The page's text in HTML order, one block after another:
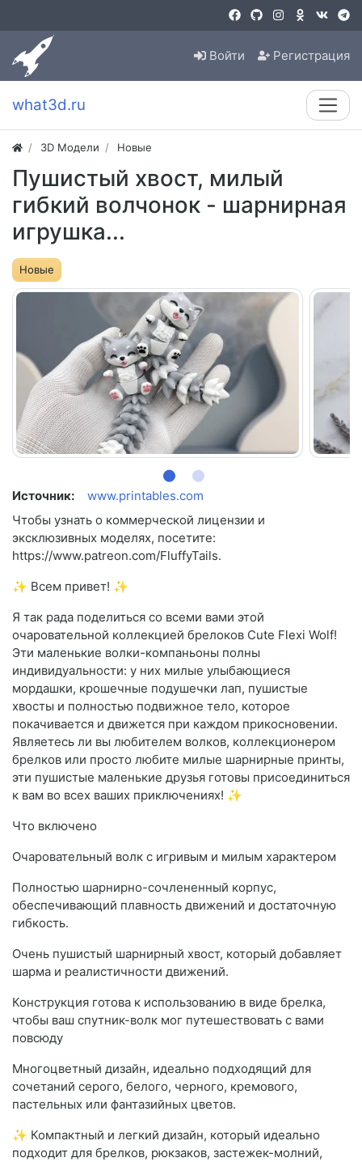
Войти Регистрация
what3d.ru
3D Модели Новые
Пушистый хвост, милый
гибкий волчонок - шарнирная
игрушка...
Новые
Источник:
www.printables.com
Чтобы узнать о коммерческой лицензии и
эксклюзивных моделях, посетите:
https://www.patreon.com/FluffyTails.
✨ Всем привет! ✨
Я так рада поделиться со всеми вами этой
очаровательной коллекцией брелоков Cute Flexi Wolf!
Эти маленькие волки-компаньоны полны
индивидуальности: у них милые улыбающиеся
мордашки, крошечные подушечки лап, пушистые
хвосты и полностью подвижное тело, которое
покачивается и движется при каждом прикосновении.
Являетесь ли вы любителем волков, коллекционером
брелков или просто любите милые шарнирные принты,
эти пушистые маленькие друзья готовы присоединиться
к вам во всех ваших приключениях! ✨
Что включено
Очаровательный волк с игривым и милым характером
Полностью шарнирно-сочлененный корпус,
обеспечивающий плавность движений и достаточную
гибкость.
Очень пушистый шарнирный хвост, который добавляет
шарма и реалистичности движений.
Конструкция готова к использованию в виде брелка,
чтобы ваш спутник-волк мог путешествовать с вами
повсюду
Многоцветный дизайн, идеально подходящий для
сочетаний серого, белого, черного, кремового,
пастельных или фантазийных цветов.
✨ Компактный и легкий дизайн, который идеально
подходит для брелков, рюкзаков, застежек-молний,